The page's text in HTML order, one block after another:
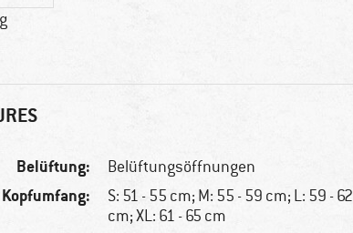
Belüftung: Belüftungsöffnungen
Kopfumfang:
S: 51 - 55 cm; M: 55 - 59 cm; L: 59 - 62
cm; XL: 61 - 65 cm